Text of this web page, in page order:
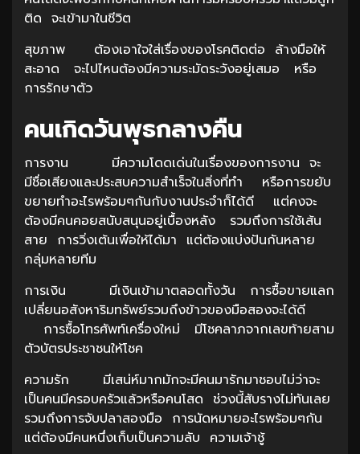
ติด จะเข้ามาในชีวิต
สุขภาพ ต้องเอาใจใส่เรื่องของโรคติดต่อ ล้างมือให้
สะอาด จะไปไหนต้องมีความระมัดระวังอยู่เสมอ หรือ
การรักษาตัว
คนเกิดวันพุธกลางคืน
การงาน มีความโดดเด่นในเรื่องของการงาน จะ
มีชื่อเสียงและประสบความสำเร็จในสิ่งที่ทำ หรือการขยับ
ขยายทำอะไรพร้อมๆกันกับงานประจำก็ได้ดี แต่คงจะ
ต้องมีคนคอยสนับสนุนอยู่เบื้องหลัง รวมถึงการใช้เส้น
สาย การวิ่งเต้นเพื่อให้ได้มา แต่ต้องแบ่งปันกันหลาย
กลุ่มหลายทีม
การเงิน มีเงินเข้ามาตลอดทั้งวัน การซื้อขายแลก
เปลี่ยนอสังหาริมทรัพย์รวมถึงข้าวของมือสองจะได้ดี
การซื้อโทรศัพท์เครื่องใหม่ มีโชคลาภจากเลขท้ายสาม
ตัวบัตรประชาชนให้โชค
ความรัก มีเสน่ห์มากมักจะมีคนมารักมาชอบไม่ว่าจะ
เป็นคนมีครอบครัวแล้วหรือคนโสด ช่วงนี้สับรางไม่ทันเลย
รวมถึงการจับปลาสองมือ การนัดหมายอะไรพร้อมๆกัน
แต่ต้องมีคนหนึ่งเก็บเป็นความลับ ความเจ้าชู้